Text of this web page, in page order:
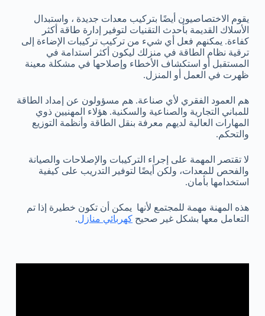
يقوم الاختصاصيون أيضًا بتركيب معدات جديدة ، واستبدال
الأسلاك القديمة بأحدث التقنيات لتوفير إدارة طاقة أكثر
كفاءة. يمكنهم فعل أي شيء من تركيب تركيبات الإضاءة إلى
ترقية نظام الطاقة في منزلك ليكون أكثر استدامة في
المستقبل أو استكشاف الأخطاء وإصلاحها في مشكلة معينة
ظهرت في العمل أو المنزل.
هم العمود الفقري لأي صناعة. هم مسؤولون عن إمداد الطاقة
للمباني التجارية والصناعية والسكنية. هؤلاء المهنيين ذوي
المهارات العالية لديهم معرفة بنقل الطاقة وأنظمة التوزيع
والتحكم.
لا تقتصر المهمة على إجراء التركيبات والإصلاحات والصيانة
والفحص للمعدات، ولكن أيضًا لتوفير التدريب على كيفية
استخدامها بأمان.
هذه المهنة مهمة للمجتمع لأنها يمكن أن تكون خطيرة إذا تم
التعامل معها بشكل غير صحيح كهربائي منازل.